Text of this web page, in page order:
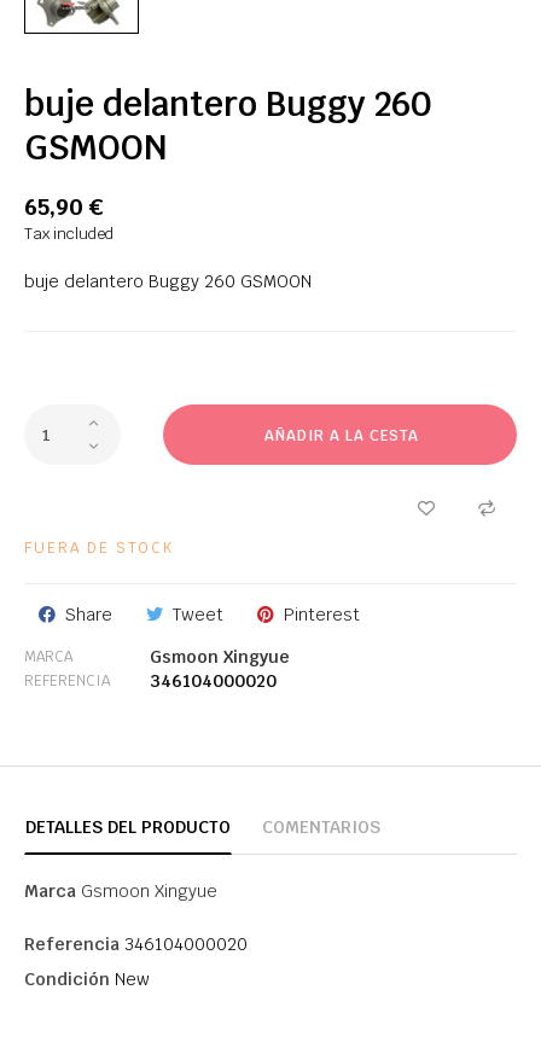
buje delantero Buggy 260
GSMOON
65,90 €
Tax included
buje delantero Buggy 260 GSMOON
AÑADIR A LA CESTA
FUERA DE STOCK
Share Tweet Pinterest
MARCA Gsmoon Xingyue
REFERENCIA 346104000020
DETALLES DEL PRODUCTO COMENTARIOS
Marca Gsmoon Xingyue
Referencia 346104000020
Condición New